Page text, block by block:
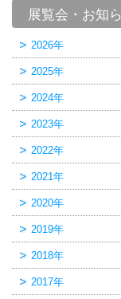
展覧会・お知
2026年
2025年
2024年
2023年
2022年
2021年
2020年
2019年
2018年
2017年